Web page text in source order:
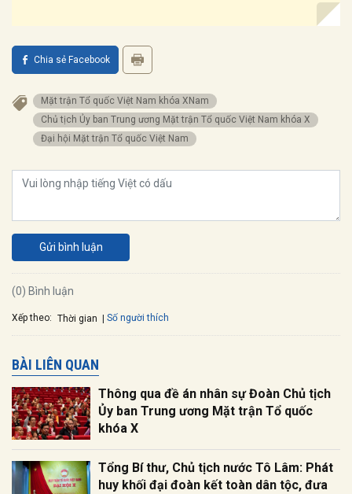
Chia sẻ Facebook
Mặt trận Tổ quốc Việt Nam khóa XNam
Chủ tịch Ủy ban Trung ương Mặt trận Tổ quốc Việt Nam khóa X
Đại hội Mặt trận Tổ quốc Việt Nam
Gửi bình luận
(0) Bình luận
Xếp theo: Thời gian Số người thích
BÀI LIÊN QUAN
Thông qua đề án nhân sự Đoàn Chủ tịch
Ủy ban Trung ương Mặt trận Tổ quốc
khóa X
Tổng Bí thư, Chủ tịch nước Tô Lâm: Phát
huy khối đại đoàn kết toàn dân tộc, đưa